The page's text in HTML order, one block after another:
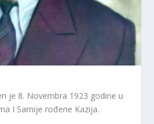
je 8. Novembra 1923 godine u
I Samije rođene Kazija.